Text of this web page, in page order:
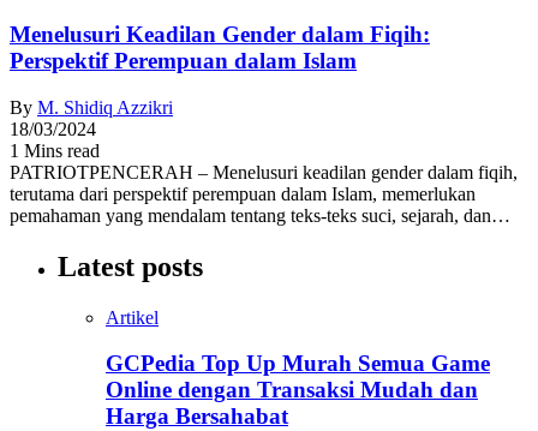
Menelusuri Keadilan Gender dalam Fiqih:
Perspektif Perempuan dalam Islam
By M. Shidiq Azzikri
18/03/2024
1 Mins read
PATRIOTPENCERAH – Menelusuri keadilan gender dalam fiqih,
terutama dari perspektif perempuan dalam Islam, memerlukan
pemahaman yang mendalam tentang teks-teks suci, sejarah, dan…
Latest posts
Artikel
GCPedia Top Up Murah Semua Game
Online dengan Transaksi Mudah dan
Harga Bersahabat